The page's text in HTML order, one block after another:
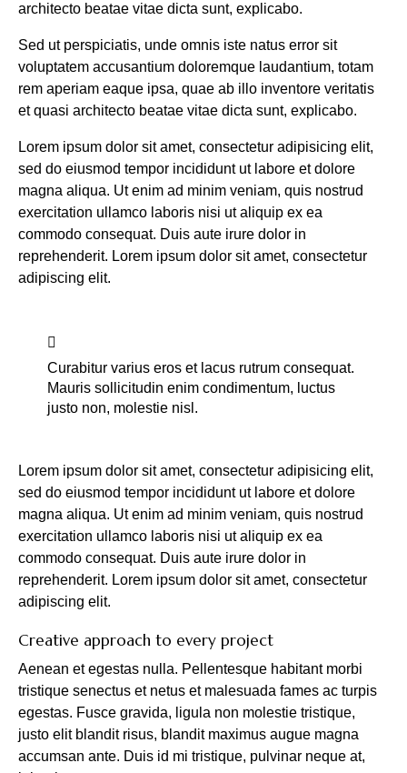
architecto beatae vitae dicta sunt, explicabo.
Sed ut perspiciatis, unde omnis iste natus error sit
voluptatem accusantium doloremque laudantium, totam
rem aperiam eaque ipsa, quae ab illo inventore veritatis
et quasi architecto beatae vitae dicta sunt, explicabo.
Lorem ipsum dolor sit amet, consectetur adipisicing elit,
sed do eiusmod tempor incididunt ut labore et dolore
magna aliqua. Ut enim ad minim veniam, quis nostrud
exercitation ullamco laboris nisi ut aliquip ex ea
commodo consequat. Duis aute irure dolor in
reprehenderit. Lorem ipsum dolor sit amet, consectetur
adipiscing elit.
Curabitur varius eros et lacus rutrum consequat.
Mauris sollicitudin enim condimentum, luctus
justo non, molestie nisl.
Lorem ipsum dolor sit amet, consectetur adipisicing elit,
sed do eiusmod tempor incididunt ut labore et dolore
magna aliqua. Ut enim ad minim veniam, quis nostrud
exercitation ullamco laboris nisi ut aliquip ex ea
commodo consequat. Duis aute irure dolor in
reprehenderit. Lorem ipsum dolor sit amet, consectetur
adipiscing elit.
Creative approach to every project
Aenean et egestas nulla. Pellentesque habitant morbi
tristique senectus et netus et malesuada fames ac turpis
egestas. Fusce gravida, ligula non molestie tristique,
justo elit blandit risus, blandit maximus augue magna
accumsan ante. Duis id mi tristique, pulvinar neque at,